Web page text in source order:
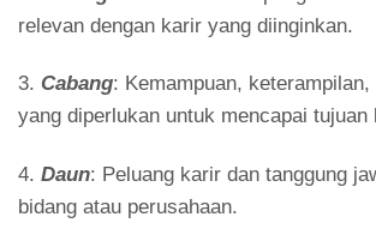
relevan dengan karir yang diinginkan.
3. Cabang: Kemampuan,
yang diperlukan untuk mencapai tujuan
4. Daun: Peluang karir dan tanggung
bidang atau perusahaan.